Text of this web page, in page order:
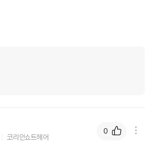
코리안쇼트헤어
0